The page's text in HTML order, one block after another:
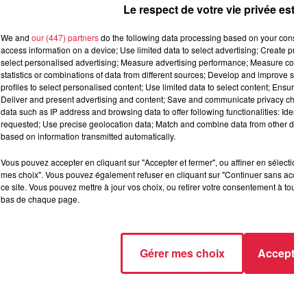
du4 décembre 2021 à 0h00
au4 décembre 2021 à 0h00
Le respect de votre vie privée
We and our (447) partnersdo the following data processing based on your
access information on a device; Use limited data to select advertising; Create
select personalised advertising; Measure advertising performance; Measure
statistics or combinations of data from different sources; Develop and
profiles to select personalised content; Use limited data to select content;
Deliver and present advertising and content; Save and communicate privacy
data such as IP address and browsing data to offer following functionalities:
requested; Use precise geolocation data; Match and combine data from other
based on information transmitted automatically.
Vous pouvez accepter en cliquant sur "Accepter et fermer", ou affiner en
mes choix". Vous pouvez également refuser en cliquant sur "Continuer sans
ce site. Vous pouvez mettre à jour vos choix, ou retirer votre consentement à
bas de chaque page.
Gérer mes choix